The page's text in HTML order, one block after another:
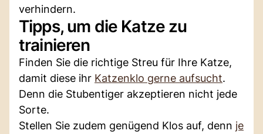
verhindern.
Tipps, um die Katze zu
trainieren
Finden Sie die richtige Streu für Ihre Katze,
damit diese ihr Katzenklo gerne aufsucht.
Denn die Stubentiger akzeptieren nicht jede
Sorte.
Stellen Sie zudem genügend Klos auf, denn je